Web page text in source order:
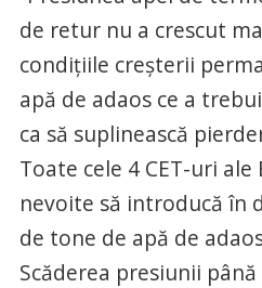
de retur nu a crescut
condițiile creșterii
apă de adaos ce a
ca să suplinească
Toate cele 4 CET-uri ale
nevoite să introducă în
de tone de apă de
Scăderea presiunii